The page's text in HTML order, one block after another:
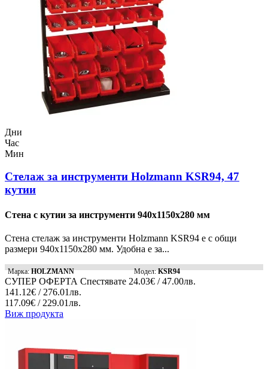
Дни
Час
Мин
Стелаж за инструменти Holzmann KSR94, 47
кутии
Стена с кутии за инструменти 940x1150x280 мм
Стена стелаж за инструменти Holzmann KSR94 е с общи
размери 940x1150x280 мм. Удобна е за...
Марка:HOLZMANN Модел:KSR94
СУПЕР ОФЕРТА Спестявате 24.03€ / 47.00лв.
141.12€ / 276.01лв.
117.09€ / 229.01лв.
Виж продукта